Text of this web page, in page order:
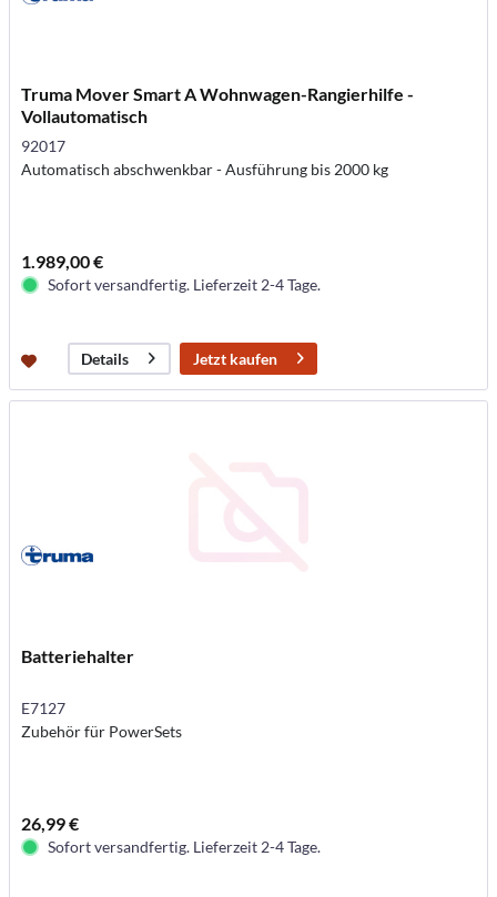
Truma Mover Smart A Wohnwagen-Rangierhilfe -
Vollautomatisch
92017
Automatisch abschwenkbar - Ausführung bis 2000 kg
1.989,00 €
Sofort versandfertig. Lieferzeit 2-4 Tage.
Details Jetzt kaufen
Batteriehalter
E7127
Zubehör für PowerSets
26,99 €
Sofort versandfertig. Lieferzeit 2-4 Tage.